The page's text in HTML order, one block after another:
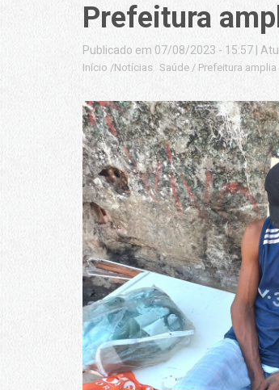
Prefeitura
Publicado em 07/08/2023 - 15:57
Início /Notícias Saúde / Prefeitura